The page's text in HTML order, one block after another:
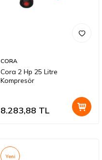
CORA
Cora 2 Hp 25 Litre
Kompresör
8.283,88 TL
Yeni